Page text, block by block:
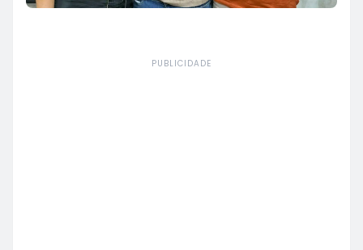
PUBLICIDADE